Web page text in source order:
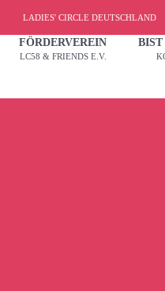
LADIES' CIRCLE DEUTSCHLAND
FÖRDERVEREIN
LC58 & FRIENDS E.V.